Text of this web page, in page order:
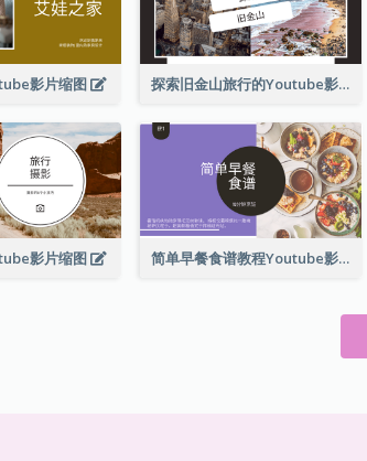
影片缩图 探索旧金山旅行的Youtube影片缩图
影片缩图 简单早餐食谱教程Youtube影片缩图